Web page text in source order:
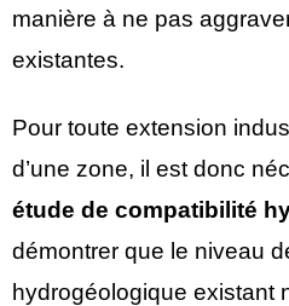
manière à ne pas
existantes.
Pour toute extension
d’une zone, il est donc
étude de compatibilité
démontrer que le niveau
hydrogéologique existant